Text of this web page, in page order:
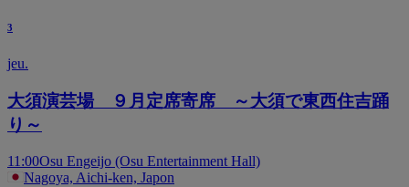
3
jeu.
大須演芸場 ９月定席寄席 ～大須で東西住吉踊
り～
11:00Osu Engeijo (Osu Entertainment Hall)
Nagoya, Aichi-ken, Japon